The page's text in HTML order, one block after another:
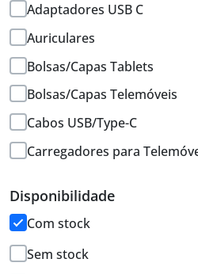
Adaptadores USB C
Auriculares
Bolsas/Capas Tablets
Bolsas/Capas Telemóveis
Cabos USB/Type-C
Carregadores para
Correias/Kits de Manutenção
Discos SSD Externos
Disponibilidade
Com stock
Sem stock